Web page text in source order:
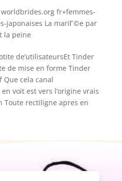
worldbrides.org fr+femmes-
japonaises La mariГ©e par
la peine
de’utilisateursEt Tinder
de mise en forme Tinder
Que cela canal
voit est vers l’origine vrais
Toute rectiligne apres en